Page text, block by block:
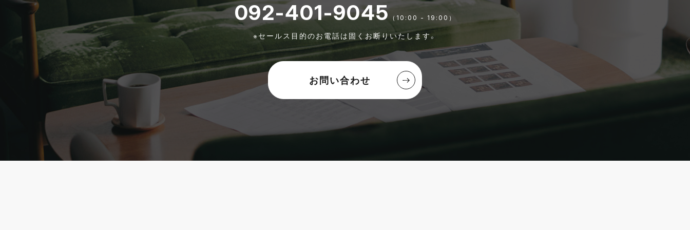
092-401-9045 （10:00 - 19:00）
※セールス目的のお電話は固くお断りいたします。
お問い合わせ